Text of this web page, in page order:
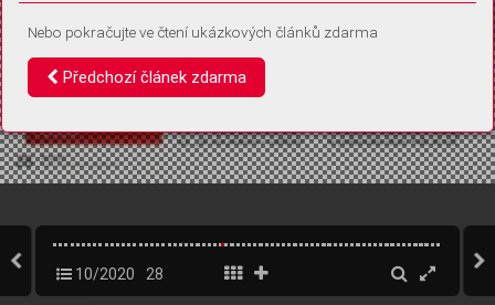
10/2020 28
Nebo pokračujte ve čtení ukázkových článků zdarma
Předchozí článek zdarma